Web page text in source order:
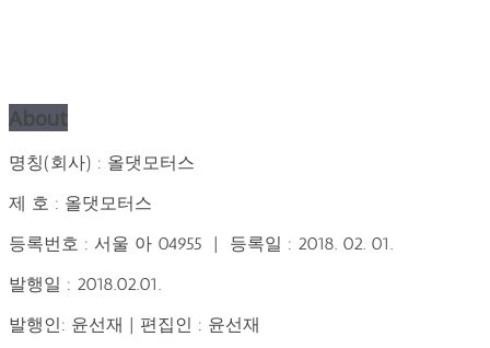
About
명칭(회사) : 올댓모터스
제 호 : 올댓모터스
등록번호 : 서울 아 04955 | 등록일 : 2018. 02. 01.
발행일 : 2018.02.01.
발행인: 윤선재 | 편집인 : 윤선재